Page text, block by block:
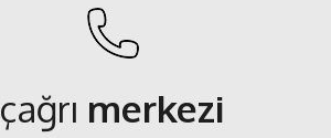
çağrı merkezi